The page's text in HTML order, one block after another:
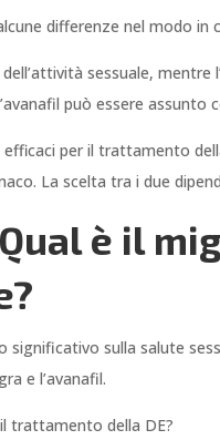
differenze nel modo
sessuale,
può essere assunto
per il trattamento
La scelta tra i due
è il
significativo sulla salute
e l’avanafil.
trattamento della DE?